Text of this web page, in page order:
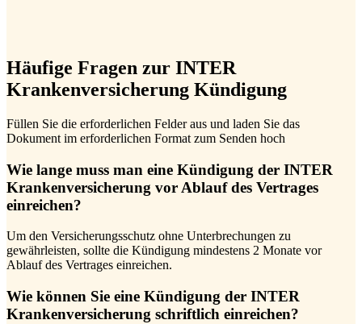
Häufige Fragen zur INTER
Krankenversicherung Kündigung
Füllen Sie die erforderlichen Felder aus und laden Sie das
Dokument im erforderlichen Format zum Senden hoch
Wie lange muss man eine Kündigung der INTER
Krankenversicherung vor Ablauf des Vertrages
einreichen?
Um den Versicherungsschutz ohne Unterbrechungen zu
gewährleisten, sollte die Kündigung mindestens 2 Monate vor
Ablauf des Vertrages einreichen.
Wie können Sie eine Kündigung der INTER
Krankenversicherung schriftlich einreichen?